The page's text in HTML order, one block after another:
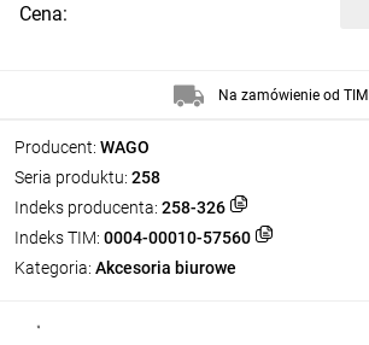
Producent: WAGO
Seria produktu: 258
Indeks producenta: 258-326
Indeks TIM: 0004-00010-57560
Kategoria: Akcesoria biurowe
Cena:
Na zamówienie od TIM